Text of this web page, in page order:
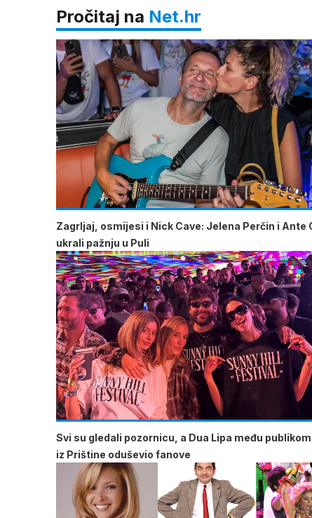
Pročitaj na Net.hr
Zagrljaj, osmijesi i Nick Cave: Jelena Perčin i Ante
ukrali pažnju u Puli
Svi su gledali pozornicu, a Dua Lipa među
iz Prištine oduševio fanove